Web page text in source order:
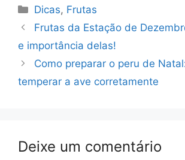
Categorias
Dicas, Frutas
Frutas da Estação de
e importância delas!
Como preparar o peru de
temperar a ave corretamente
Deixe um comentário